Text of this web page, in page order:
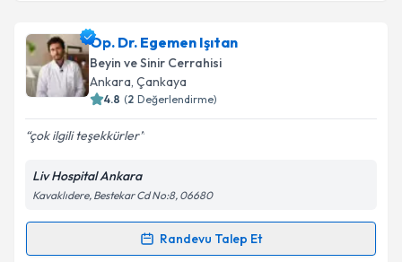
Op. Dr. Egemen Işıtan
Beyin ve Sinir Cerrahisi
Ankara, Çankaya
4.8 (2 Değerlendirme)
çok ilgili teşekkürler
Liv Hospital Ankara
Kavaklıdere, Bestekar Cd No:8, 06680
Randevu Talep Et
Randevu Takvimi Talebi